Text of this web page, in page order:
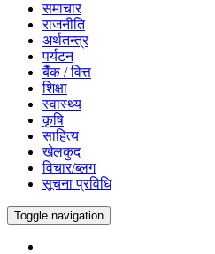
समाचार
राजनीति
अर्थतन्त्र
पर्यटन
बैँक / वित्त
शिक्षा
स्वास्थ्य
कृषि
साहित्य
खेलकुद
विचार/ब्लग
सूचना प्रविधि
Toggle navigation